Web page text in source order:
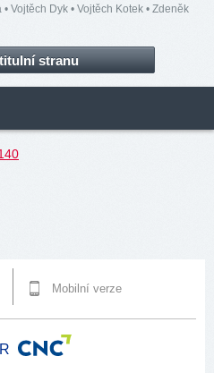
• Vojtěch Dyk • Vojtěch Kotek • Zdeněk
stranu
Mobilní verze